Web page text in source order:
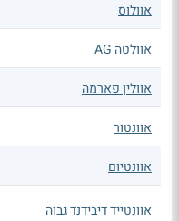
אוולוס
אוולטה AG
אוולין פארמה
אוונטור
אוונטיום
אוונטייד דיבידנד גבוה